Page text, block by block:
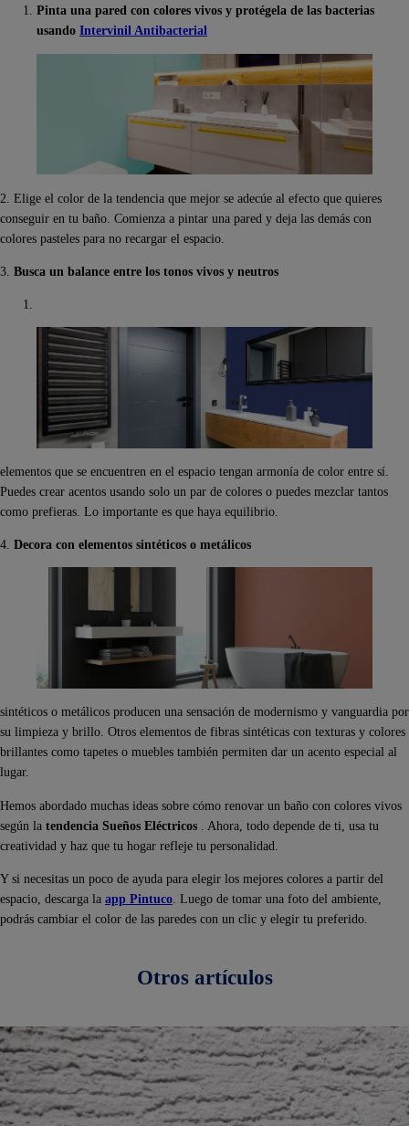
Pinta una pared con colores vivos y protégela de las bacterias
usando Intervinil Antibacterial
2. Elige el color de la tendencia que mejor se adecúe al efecto que quieres
conseguir en tu baño. Comienza a pintar una pared y deja las demás con
colores pasteles para no recargar el espacio.
3. Busca un balance entre los tonos vivos y neutros
elementos que se encuentren en el espacio tengan armonía de color entre sí.
Puedes crear acentos usando solo un par de colores o puedes mezclar tantos
como prefieras. Lo importante es que haya equilibrio.
4. Decora con elementos sintéticos o metálicos
sintéticos o metálicos producen una sensación de modernismo y vanguardia por
su limpieza y brillo. Otros elementos de fibras sintéticas con texturas y colores
brillantes como tapetes o muebles también permiten dar un acento especial al
lugar.
Hemos abordado muchas ideas sobre cómo renovar un baño con colores vivos
según la tendencia Sueños Eléctricos . Ahora, todo depende de ti, usa tu
creatividad y haz que tu hogar refleje tu personalidad.
Y si necesitas un poco de ayuda para elegir los mejores colores a partir del
espacio, descarga la app Pintuco . Luego de tomar una foto del ambiente,
podrás cambiar el color de las paredes con un clic y elegir tu preferido.
Otros artículos